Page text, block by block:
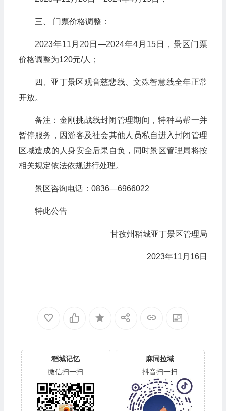
三、 门票价格调整：
2023年11月20日—2024年4月15日，景区门票
价格调整为120元/人；
四、亚丁景区观音慈悲线、文殊智慧线全年正常
开放。
备注：金刚挑战线封闭管理期间，特种马帮一并
暂停服务，因游客及社会其他人员私自进入封闭管理
区域造成的人身安全后果自负，同时景区管理局将按
相关规定依法依规进行处理。
景区咨询电话：0836—6966022
特此公告
​甘孜州稻城亚丁景区管理局
2023年11月16日
稻城记忆
微信扫一扫
麻同拉域
抖音扫一扫